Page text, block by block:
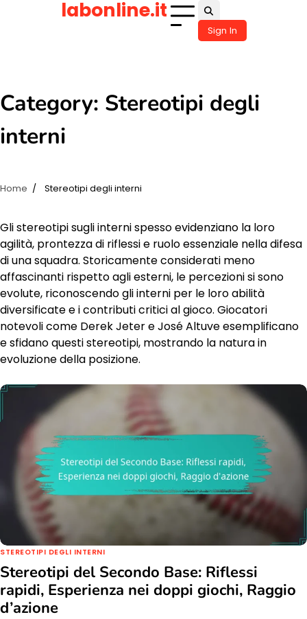
labonline.it
Sign In
Category: Stereotipi degli
interni
Home Stereotipi degli interni
Gli stereotipi sugli interni spesso evidenziano la loro
agilità, prontezza di riflessi e ruolo essenziale nella difesa
di una squadra. Storicamente considerati meno
affascinanti rispetto agli esterni, le percezioni si sono
evolute, riconoscendo gli interni per le loro abilità
diversificate e i contributi critici al gioco. Giocatori
notevoli come Derek Jeter e José Altuve esemplificano
e sfidano questi stereotipi, mostrando la natura in
evoluzione della posizione.
STEREOTIPI DEGLI INTERNI
Stereotipi del Secondo Base: Riflessi
rapidi, Esperienza nei doppi giochi, Raggio
d’azione